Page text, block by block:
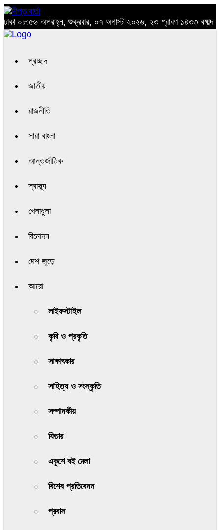
ঢাকা ০৮:৫৬ অপরাহ্ন, শুক্রবার, ০৭ অগাস্ট ২০২৬, ২৩ শ্রাবণ ১৪৩৩ বঙ্গাব্দ
প্রচ্ছদ
জাতীয়
রাজনীতি
সারা বাংলা
আন্তর্জাতিক
স্বাস্থ্য
খেলাধুলা
বিনোদন
দেশ জুড়ে
আরো
লাইফস্টাইল
কৃষি ও প্রকৃতি
সাক্ষাৎকার
সাহিত্য ও সংস্কৃতি
সম্পাদকীয়
ফিচার
একুশে বই মেলা
বিশেষ প্রতিবেদন
প্রবাস